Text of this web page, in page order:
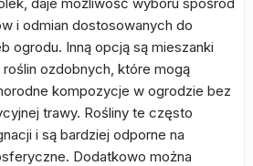
i odmian dostosowanych do
ogrodu. Inną opcją są mieszanki
ozdobnych, które mogą
kompozycje w ogrodzie bez
trawy. Rośliny te często
i są bardziej odporne na
Dodatkowo można